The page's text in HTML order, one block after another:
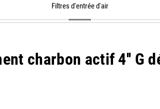
Filtres d'entrée d'air
charbon actif 4'' G